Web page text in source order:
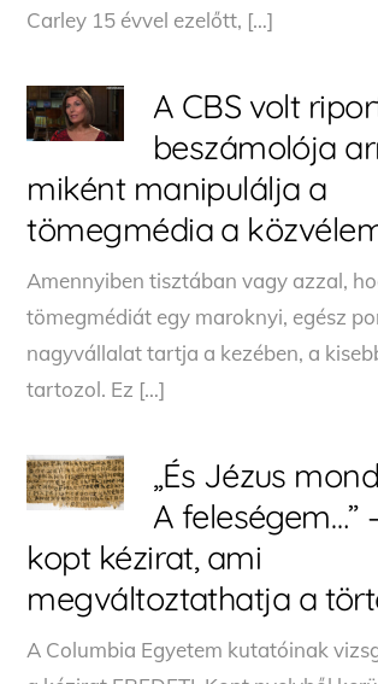
Carley 15 évvel ezelőtt, […]
A CBS volt
beszámolója
miként manipulálja a
tömegmédia a
Amennyiben tisztában vagy azzal,
tömegmédiát egy maroknyi, egész
nagyvállalat tartja a kezében, a
tartozol. Ez […]
„És Jézus
A feleségem…”
kopt kézirat, ami
megváltoztathatja a
A Columbia Egyetem kutatóinak